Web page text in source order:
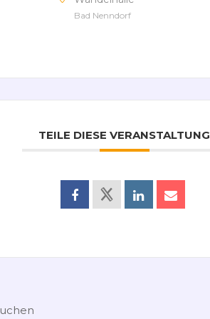
Bad Nenndorf
TEILE DIESE VERANSTALTUNG